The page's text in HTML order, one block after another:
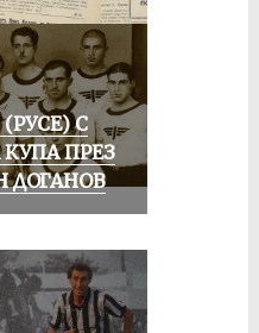
С
КУПА ПРЕЗ
ДОГАНОВ